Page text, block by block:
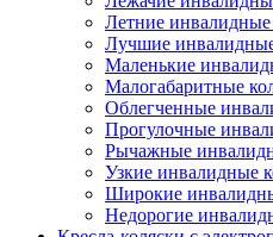
Летние инвалидные
Лучшие
Маленькие
Малогабаритные
Облегченные
Прогулочные
Рычажные
Узкие инвалидные
Широкие
Недорогие